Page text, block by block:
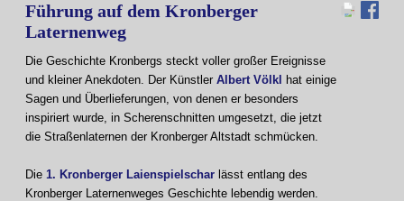
Führung auf dem Kronberger
Laternenweg
Die Geschichte Kronbergs steckt voller großer Ereignisse
und kleiner Anekdoten. Der Künstler Albert Völkl
hat einige
Sagen und Überlieferungen, von denen er besonders
inspiriert wurde, in Scherenschnitten umgesetzt, die jetzt
die Straßenlaternen der Kronberger Altstadt schmücken.
Die 1. Kronberger Laienspielschar lässt entlang des
Kronberger Laternenweges Geschichte lebendig werden.